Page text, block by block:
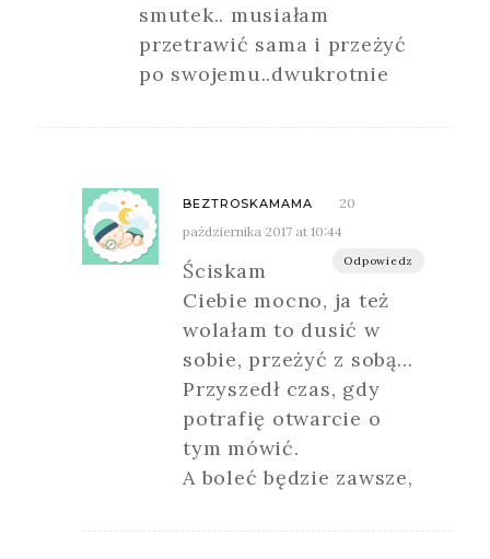
smutek.. musiałam
przetrawić sama i przeżyć
po swojemu..dwukrotnie
BEZTROSKAMAMA
20
października 2017 at 10:44
Odpowiedz
Ściskam
Ciebie mocno, ja też
wolałam to dusić w
sobie, przeżyć z sobą…
Przyszedł czas, gdy
potrafię otwarcie o
tym mówić.
A boleć będzie zawsze,